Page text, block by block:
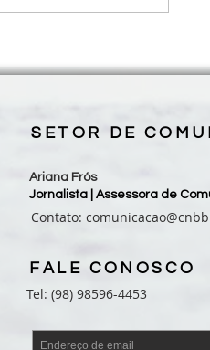
Com alegria e
diocese de
SETOR DE
Contato:
Ariana Frós
Jornalista | Assessora de
FALE CONOSCO
Tel: (98) 98596-4453